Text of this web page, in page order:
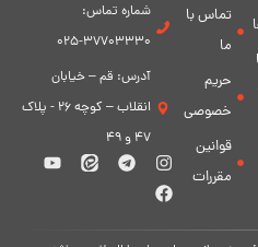
تماس با
ما
حریم
خصوصی
قوانین
مقررات
شماره تماس:
37703330-025
آدرس: قم – خیابان
انقلاب – کوچه 26 - پلاک
47 و 49